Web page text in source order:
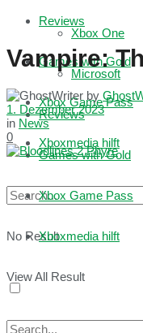
Reviews
Games with Gold
Xbox Game Pass
Xboxmedia hilft
No Result
View All Result
Xbox One
Microsoft
Reviews
Games with Gold
Xbox Game Pass
Xboxmedia hilft
Vampire:
by
1. Dezember 2023
in News
0